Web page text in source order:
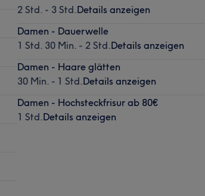
2 Std. - 3 Std.Details anzeigen
Damen - Dauerwelle
1 Std. 30 Min. - 2 Std.Details anzeigen
Damen - Haare glätten
30 Min. - 1 Std.Details anzeigen
Damen - Hochsteckfrisur ab 80€
1 Std.Details anzeigen